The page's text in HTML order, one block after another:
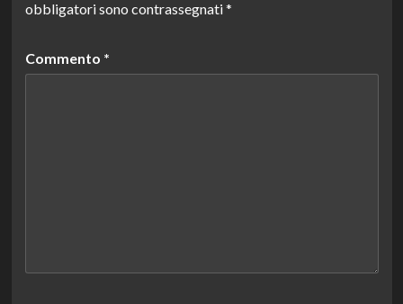
obbligatori sono contrassegnati*
Commento *